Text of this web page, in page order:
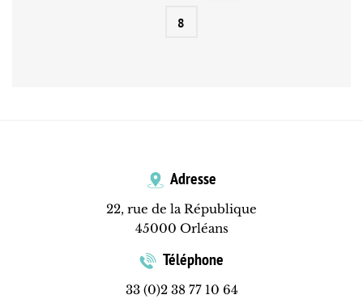
8
Adresse
22, rue de la République
45000 Orléans
Téléphone
33 (0)2 38 77 10 64